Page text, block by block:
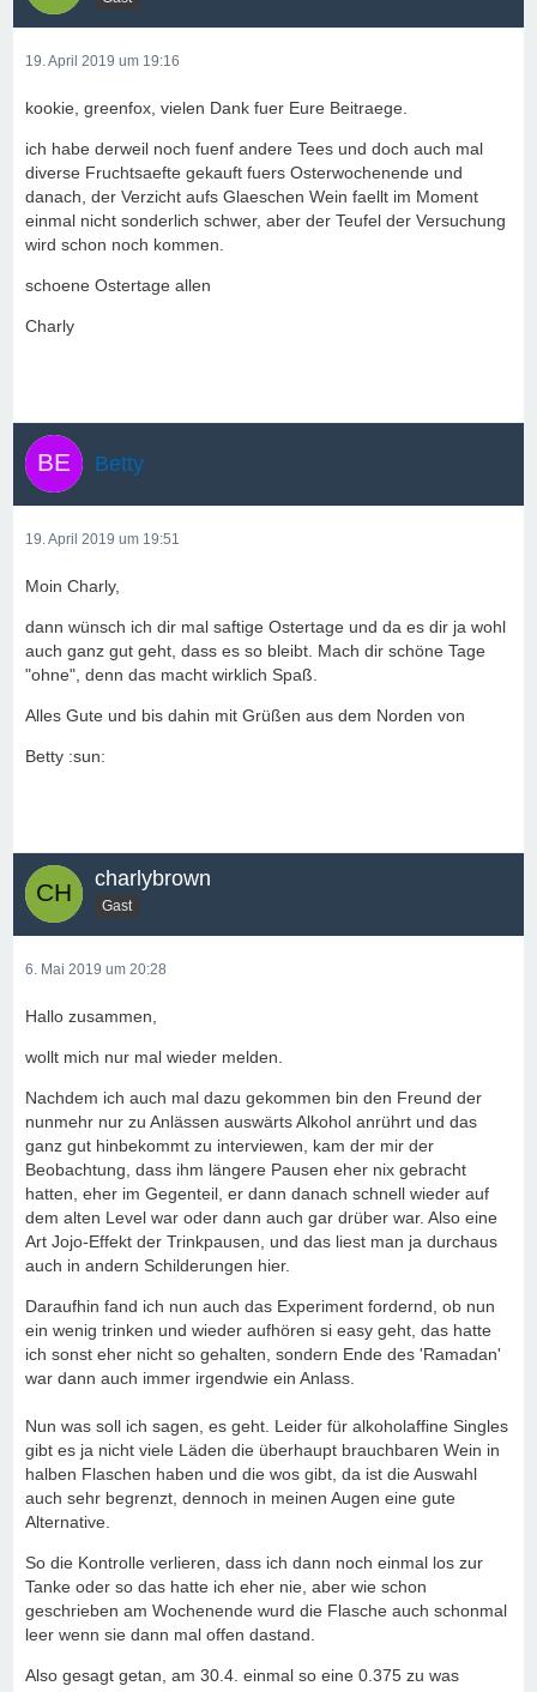
19. April 2019 um 19:16
kookie, greenfox, vielen Dank fuer Eure Beitraege.
ich habe derweil noch fuenf andere Tees und doch auch mal
diverse Fruchtsaefte gekauft fuers Osterwochenende und
danach, der Verzicht aufs Glaeschen Wein faellt im Moment
einmal nicht sonderlich schwer, aber der Teufel der Versuchung
wird schon noch kommen.
schoene Ostertage allen
Charly
Betty
19. April 2019 um 19:51
Moin Charly,
dann wünsch ich dir mal saftige Ostertage und da es dir ja wohl
auch ganz gut geht, dass es so bleibt. Mach dir schöne Tage
"ohne", denn das macht wirklich Spaß.
Alles Gute und bis dahin mit Grüßen aus dem Norden von
Betty :sun:
charlybrown
Gast
6. Mai 2019 um 20:28
Hallo zusammen,
wollt mich nur mal wieder melden.
Nachdem ich auch mal dazu gekommen bin den Freund der
nunmehr nur zu Anlässen auswärts Alkohol anrührt und das
ganz gut hinbekommt zu interviewen, kam der mir der
Beobachtung, dass ihm längere Pausen eher nix gebracht
hatten, eher im Gegenteil, er dann danach schnell wieder auf
dem alten Level war oder dann auch gar drüber war. Also eine
Art Jojo-Effekt der Trinkpausen, und das liest man ja durchaus
auch in andern Schilderungen hier.
Daraufhin fand ich nun auch das Experiment fordernd, ob nun
ein wenig trinken und wieder aufhören si easy geht, das hatte
ich sonst eher nicht so gehalten, sondern Ende des 'Ramadan'
war dann auch immer irgendwie ein Anlass.
Nun was soll ich sagen, es geht. Leider für alkoholaffine Singles
gibt es ja nicht viele Läden die überhaupt brauchbaren Wein in
halben Flaschen haben und die wos gibt, da ist die Auswahl
auch sehr begrenzt, dennoch in meinen Augen eine gute
Alternative.
So die Kontrolle verlieren, dass ich dann noch einmal los zur
Tanke oder so das hatte ich eher nie, aber wie schon
geschrieben am Wochenende wurd die Flasche auch schonmal
leer wenn sie dann mal offen dastand.
Also gesagt getan, am 30.4. einmal so eine 0.375 zu was